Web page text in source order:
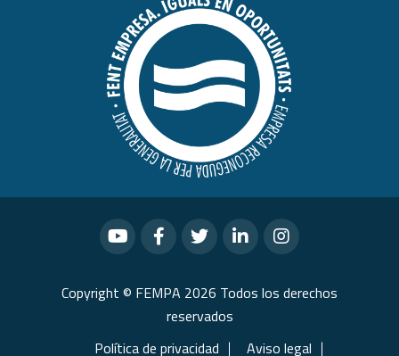
Copyright © FEMPA 2026 Todos los derechos
reservados
Política de privacidad
Aviso legal